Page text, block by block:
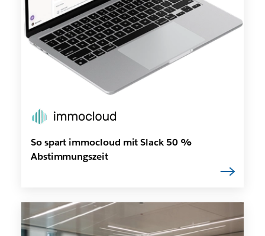
So spart immocloud mit Slack 50 %
Abstimmungszeit